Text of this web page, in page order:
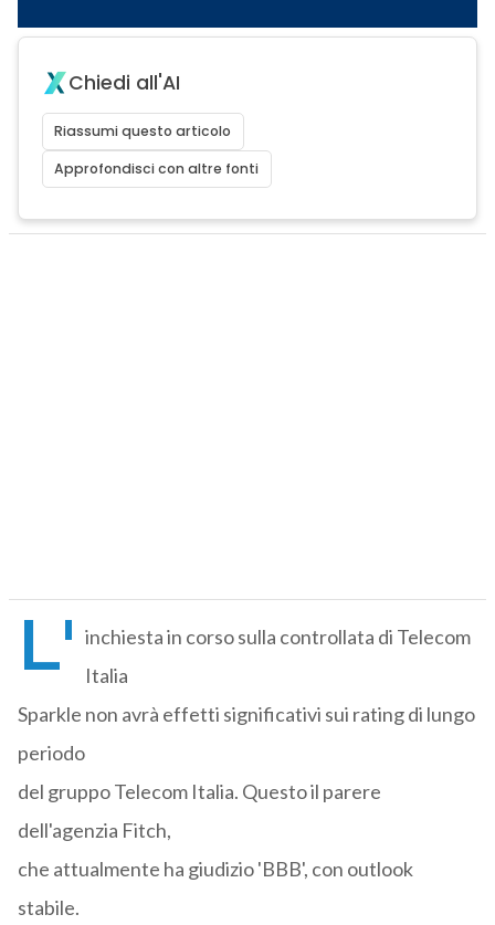
Chiedi all'AI
Riassumi questo articolo
Approfondisci con altre fonti
L' inchiesta in corso sulla controllata di Telecom
Italia
Sparkle non avrà effetti significativi sui rating di lungo
periodo
del gruppo Telecom Italia. Questo il parere
dell'agenzia Fitch,
che attualmente ha giudizio 'BBB', con outlook
stabile.